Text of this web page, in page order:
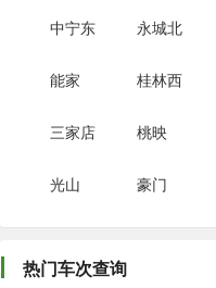
中宁东 永城北
能家 桂林西
三家店 桃映
光山 豪门
热门车次查询